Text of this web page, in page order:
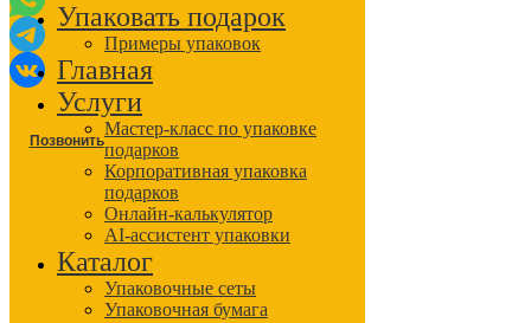
Позвонить
Упаковать подарок
Примеры упаковок
Главная
Услуги
Мастер-класс по упаковке
подарков
Корпоративная упаковка
подарков
Онлайн-калькулятор
AI-ассистент упаковки
Каталог
Упаковочные сеты
Упаковочная бумага